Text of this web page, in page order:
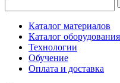
Каталог материалов
Каталог оборудования
Технологии
Обучение
Оплата и доставка